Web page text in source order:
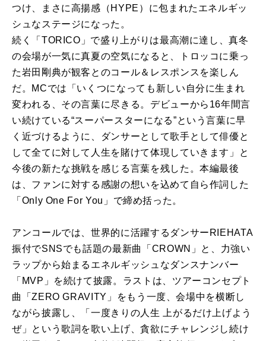
つけ、まさに高揚感（HYPE）に包まれたエネルギッ
シュなステージになった。
続く「TORICO」で盛り上がりは最高潮に達し、真冬
の会場が一気に真夏の空気になると、トロッコに乗っ
た岩田剛典が観客とのコール＆レスポンスを楽しん
だ。MCでは「いくつになっても新しい自分に生まれ
変われる、その言葉に尽きる。デビューから16年間言
い続けている“スーパースターになる”という言葉に早
く近づけるように、ダンサーとして歌手として俳優と
して全てに対して人生を賭けて体現していきます」と
今後の新たな挑戦を感じる言葉を残した。本編最後
は、ファンに対する感謝の想いを込めて自ら作詞した
「Only One For You」で締め括った。
アンコールでは、世界的に活躍するダンサーRIEHATA
振付でSNSでも話題の最新曲「CROWN」と、力強い
ラップから始まるエネルギッシュなダンスナンバー
「MVP」を続けて披露。ラストは、ツアーコンセプト
曲「ZERO GRAVITY」をもう一度、会場中を横断し
ながら披露し、「一度きりの人生 上がるだけ上げよう
ぜ」という歌詞を歌い上げ、貪欲にチャレンジし続け